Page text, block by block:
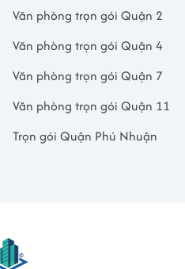
Văn phòng trọn gói Quận 2
Văn phòng trọn gói Quận 4
Văn phòng trọn gói Quận 7
Văn phòng trọn gói Quận 11
Trọn gói Quận Phú Nhuận